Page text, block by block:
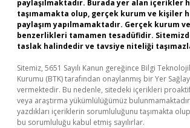
paylaşılmaktadır. Burada yer alan içerikler
taşımamakta olup, gerçek kurum ve kişiler
paylaşım yapılmamaktadır. Gerçek kurum
benzerlikleri tamamen tesadüfidir.
taslak halindedir ve tavsiye niteliği
Sitemiz, 5651 Sayılı Kanun gereğince Bilgi
Kurumu (BTK) tarafından onaylanmış bir Yer
vermektedir. Bu nedenle, sitedeki içerikleri
veya araştırma yükümlülüğümüz
yazdıkları içeriklerin sorumluluğunu taşımakta
bu sorumluluğu kabul etmiş sayılırlar.